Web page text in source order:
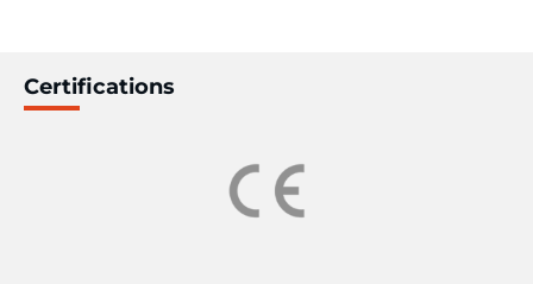
Certifications